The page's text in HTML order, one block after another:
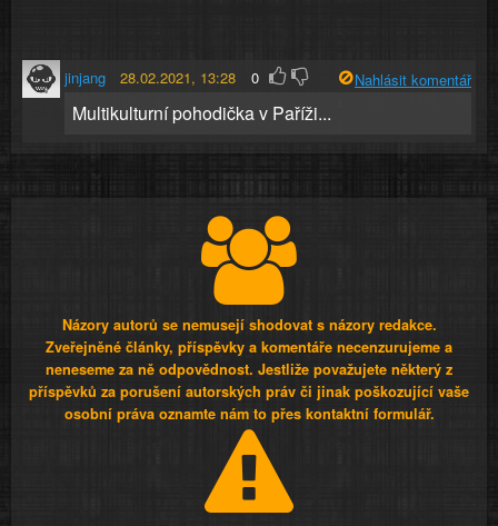
jinjang 28.02.2021, 13:28 0 Nahlásit komentář
Multikulturní pohodička v Paříži...
Názory autorů se nemusejí shodovat s názory redakce.
Zveřejněné články, příspěvky a komentáře necenzurujeme a
neneseme za ně odpovědnost. Jestliže považujete některý z
příspěvků za porušení autorských práv či jinak poškozující vaše
osobní práva oznamte nám to přes kontaktní formulář.